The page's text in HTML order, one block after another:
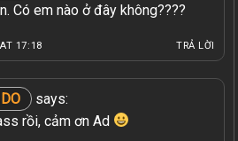
Có em nào ở đây không????
17:18 TRẢ LỜI
says:
rồi, cảm ơn Ad